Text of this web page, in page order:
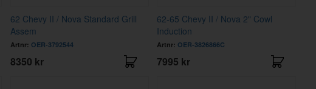
62 Chevy II / Nova Standard Grill
Assem
Artnr: OER-3792544
8350 kr
62-65 Chevy II / Nova 2" Cowl
Induction
Artnr: OER-3826866C
7995 kr